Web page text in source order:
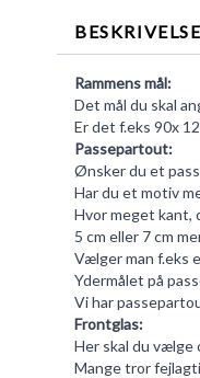
BESKRIVELSE
Rammens mål:
Det mål du skal
Er det f.eks 90x
Passepartout:
Ønsker du et
Har du et motiv
Hvor meget kant,
5 cm eller 7 cm
Vælger man f.eks
Ydermålet på
Vi har
Frontglas:
Her skal du vælge
Mange tror